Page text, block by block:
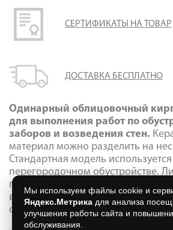
СЕРТИФИКАТЫ НА ТОВАР
ДОСТАВКА БЕСПЛАТНО
Одинарный облицовочный
для выполнения работ по
заборов и возведения стен.
материал можно разделить на
Стандартная модель
перегородочном обустройстве.
подходит для отделки фасадов.
высокопрочными
отличными влагозащитными
Мы используем файлы cookie и
Яндекс.Метрика для анализа
улучшения работы сайта и
обслуживания.